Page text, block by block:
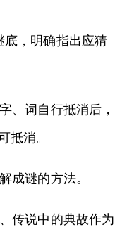
，明确指出应猜
、词自行抵消后，
抵消。
成谜的方法。
传说中的典故作为